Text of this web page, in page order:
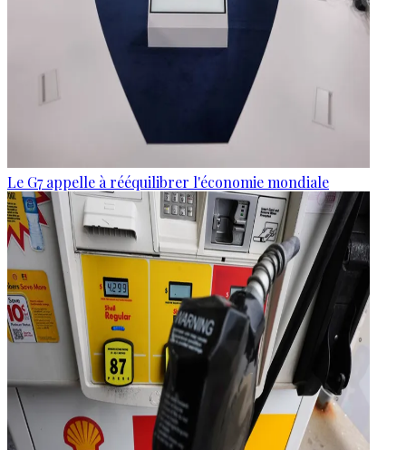
Le G7 appelle à rééquilibrer l'économie mondiale